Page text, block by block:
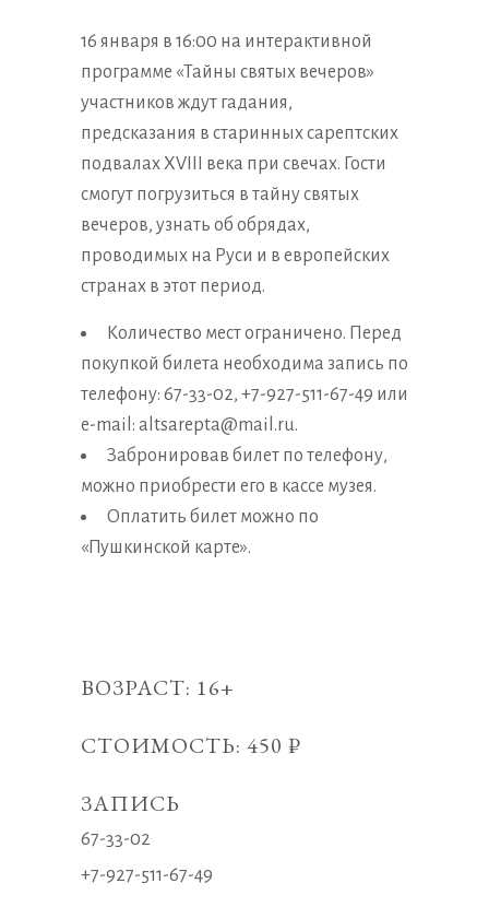
16 января в 16:00 на интерактивной
программе «Тайны святых вечеров»
участников ждут гадания,
предсказания в старинных сарептских
подвалах XVIII века при свечах. Гости
смогут погрузиться в тайну святых
вечеров, узнать об обрядах,
проводимых на Руси и в европейских
странах в этот период.
Количество мест ограничено. Перед
покупкой билета необходима запись по
телефону: 67-33-02, +7-927-511-67-49 или
e-mail: altsarepta@mail.ru.
Забронировав билет по телефону,
можно приобрести его в кассе музея.
Оплатить билет можно по
«Пушкинской карте».
ВОЗРАСТ: 16+
СТОИМОСТЬ: 450 ₽
ЗАПИСЬ
67-33-02
+7-927-511-67-49